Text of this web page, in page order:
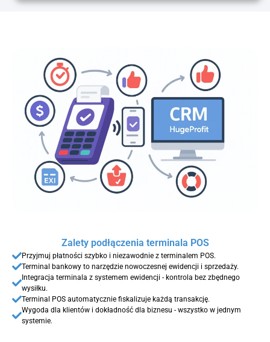
Zalety podłączenia terminala POS
Przyjmuj płatności szybko i niezawodnie z terminalem POS.
Terminal bankowy to narzędzie nowoczesnej ewidencji i sprzedaży.
Integracja terminala z systemem ewidencji - kontrola bez zbędnego
wysiłku.
Terminal POS automatycznie fiskalizuje każdą transakcję.
Wygoda dla klientów i dokładność dla biznesu - wszystko w jednym
systemie.